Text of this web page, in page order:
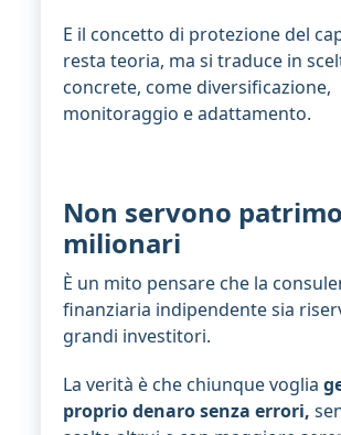
E il concetto di protezione del
resta teoria, ma si traduce in
concrete, come diversificazione,
monitoraggio e adattamento.
Non servono
milionari
È un mito pensare che la
finanziaria indipendente sia
grandi investitori.
La verità è che chiunque voglia
proprio denaro senza errori,